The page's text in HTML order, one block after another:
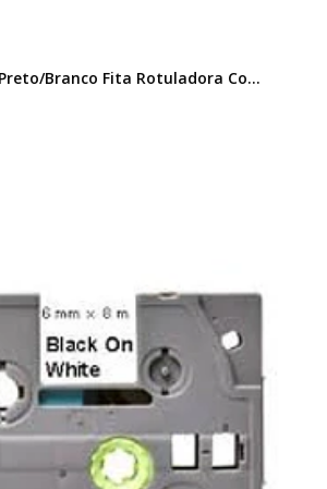
Preto/Branco Fita Rotuladora Co...